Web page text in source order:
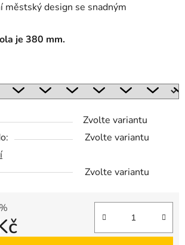
městský design se snadným
je 380 mm.
Zvolte variantu
Zvolte variantu
Zvolte variantu